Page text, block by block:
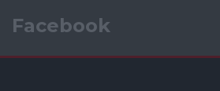
Facebook